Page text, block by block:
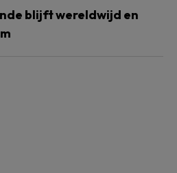
blijft wereldwijd en